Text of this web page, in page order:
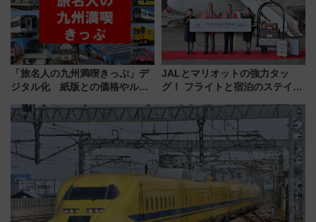
「旅名人の九州満喫きっぷ」デ
ジタル化 紙版との価格やルー
JALとマリオットの強力タッ
グ！ フライトと宿泊のステイタ
上級会員資格を効率よく獲得す
る方法を解説